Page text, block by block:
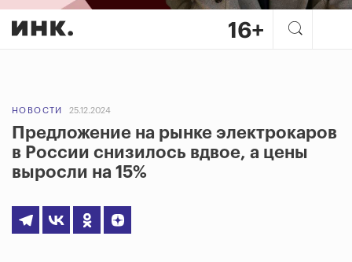
НОВОСТИ 25.12.2024
Предложение на рынке электрокаров
в России снизилось вдвое, а цены
выросли на 15%